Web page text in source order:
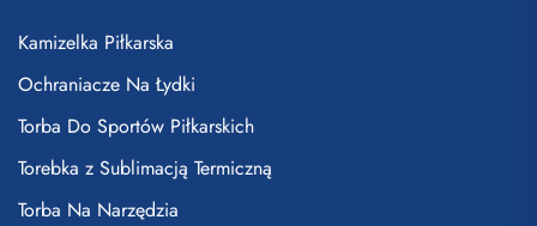
Kamizelka Piłkarska
Ochraniacze Na Łydki
Torba Do Sportów Piłkarskich
Torebka z Sublimacją Termiczną
Torba Na Narzędzia